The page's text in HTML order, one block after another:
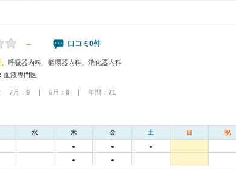
－ 口コミ0件
、呼吸器内科、循環器内科、消化器内科
血液専門医
7月： 9 | 6月： 8 | 年間： 71
水 木 金 土 日 祝
● ● ●
● ●